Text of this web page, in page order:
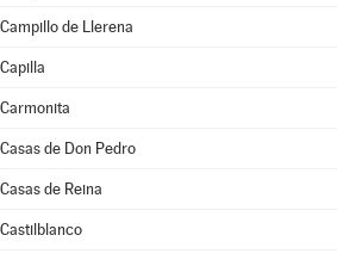
Campillo de Llerena
Capilla
Carmonita
Casas de Don Pedro
Casas de Reina
Castilblanco